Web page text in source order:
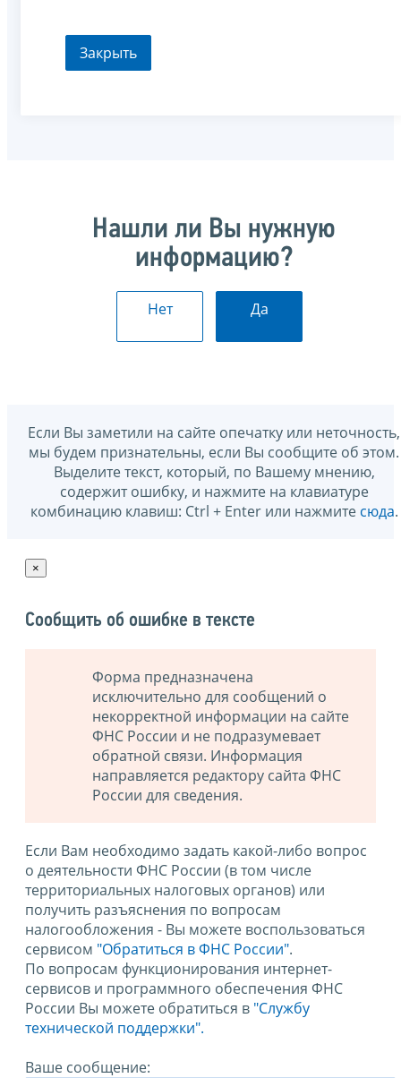
Закрыть
Нашли ли Вы нужную
информацию?
Нет Да
Если Вы заметили на сайте опечатку или неточность,
мы будем признательны, если Вы сообщите об этом.
Выделите текст, который, по Вашему мнению,
содержит ошибку, и нажмите на клавиатуре
комбинацию клавиш: Ctrl + Enter или нажмите сюда.
×
Сообщить об ошибке в тексте
Форма предназначена
исключительно для сообщений о
некорректной информации на сайте
ФНС России и не подразумевает
обратной связи. Информация
направляется редактору сайта ФНС
России для сведения.
Если Вам необходимо задать какой-либо вопрос
о деятельности ФНС России (в том числе
территориальных налоговых органов) или
получить разъяснения по вопросам
налогообложения - Вы можете воспользоваться
сервисом "Обратиться в ФНС России".
По вопросам функционирования интернет-
сервисов и программного обеспечения ФНС
России Вы можете обратиться в "Службу
технической поддержки".
Ваше сообщение: